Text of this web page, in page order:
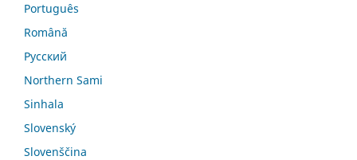
Português
Română
Русский
Northern Sami
Sinhala
Slovenský
Slovenščina